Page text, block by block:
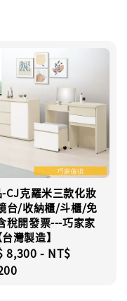
CJ克羅米三款化妝
台/收納櫃/斗櫃/免
稅開發票---巧家家
灣製造】
8,300 - NT$